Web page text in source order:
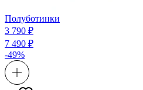
Полуботинки
3 790 ₽
7 490 ₽
-49%